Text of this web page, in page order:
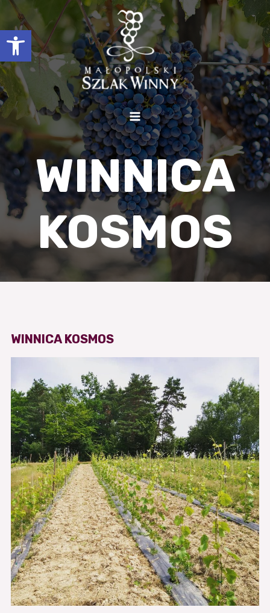
Otwórz pasek narzędzi
WINNICA
KOSMOS
WINNICA KOSMOS